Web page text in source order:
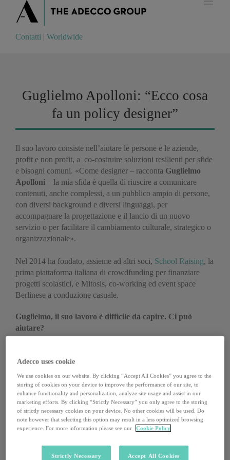
Contatti Worldwide
Contatti | Worldwide
Guglielmo Apolloni: “Ecco cosa
fa un policy designer”
Il suo lavoro consiste nell’aiutare le persone e le aziende,
profit e non profit, a co-costruire soluzioni resilienti per sfide
e bisogni comuni. «Come designer – racconta Guglielmo
Apolloni – la mia sfida è quella di riuscire a comunicare
contenuti, anche complessi, a un pubblico ampio di persone,
con diversi background e diversi linguaggi, per
accompagnare la progettazione e il lancio di un nuovo
servizio o per facilitare il cambiamento culturale, strategico o
organizzazionale».
Nel 2014 ha fondato, assieme ad altri soci, School Raising, la
prima piattaforma italiana di crowdfunding per finanziare
progetti scolastici, e Mitosis, co-working ed event space
Berlinese a conduzione casuale.
Guglielmo, il suo lavoro è difficile da capire. Ci può
aiutare?
concentrato nel permettere a gruppi di persone (con una
maggiore esperienza e/o conoscenza su un determinato
contesto rispetto a quella che posso avere io) di trovare
soluzioni creative a un problema, una sfida che sentivano
vicina. Sono poi passato a specializzarmi nell’ambito dei
servizi, diventandoService Designer, perché alla fineogni
soluzione può essere vista come un servizio, che deve
Adecco uses cookie
We use cookies on our website. By clicking “Accept All Cookies” you agree to the
storing of cookies on your device to improve the performance of our site, to
enhance functionality and personalization, analyze site usage and assist in our
marketing efforts. By clicking “Strictly Necessary” you only agree to the storing
of strictly necessary cookies on your device. No other cookies will be used. Do
note however that selecting this option may result in a less optimized browsing
experience. For more information please see our
Cookie Policy
Strictly Necessary Accept All Cookies